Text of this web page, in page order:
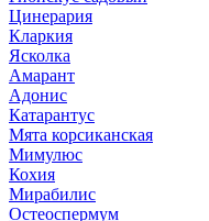
Цинерария
Кларкия
Ясколка
Амарант
Адонис
Катарантус
Мята корсиканская
Мимулюс
Кохия
Мирабилис
Остеоспермум